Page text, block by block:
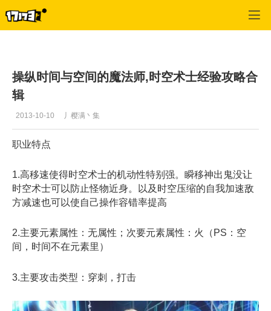
操纵时间与空间的魔法师,时空术士经验攻略合
辑
2013-10-10 丿樱满丶集
职业特点
1.高移速使得时空术士的机动性特别强。瞬移神出鬼没让
时空术士可以防止怪物近身。以及时空压缩的自我加速敌
方减速也可以使自己操作容错率提高
2.主要元素属性：无属性；次要元素属性：火（PS：空
间，时间不在元素里）
3.主要攻击类型：穿刺，打击